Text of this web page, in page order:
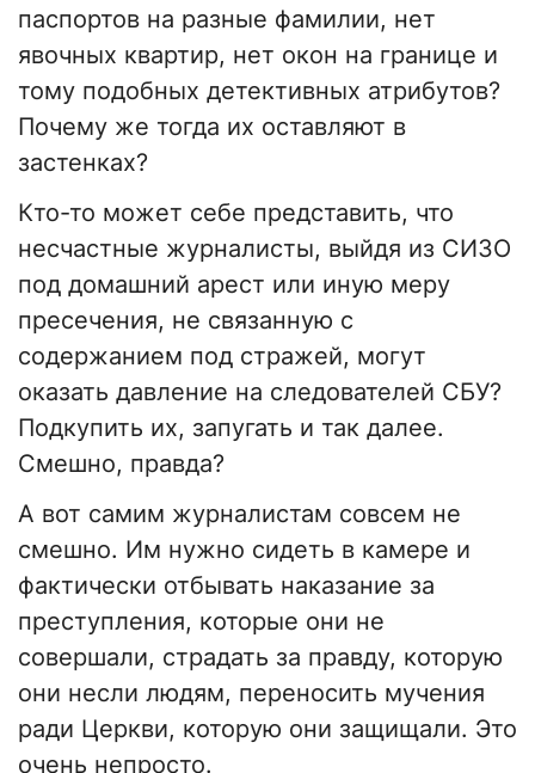
паспортов на разные фамилии, нет
явочных квартир, нет окон на границе и
тому подобных детективных атрибутов?
Почему же тогда их оставляют в
застенках?
Кто-то может себе представить, что
несчастные журналисты, выйдя из СИЗО
под домашний арест или иную меру
пресечения, не связанную с
содержанием под стражей, могут
оказать давление на следователей СБУ?
Подкупить их, запугать и так далее.
Смешно, правда?
А вот самим журналистам совсем не
смешно. Им нужно сидеть в камере и
фактически отбывать наказание за
преступления, которые они не
совершали, страдать за правду, которую
они несли людям, переносить мучения
ради Церкви, которую они защищали. Это
очень непросто.